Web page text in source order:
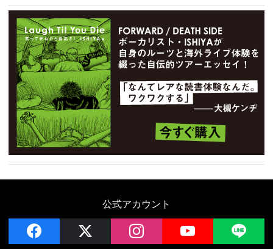
公式アカウント
facebook instagram YouTube